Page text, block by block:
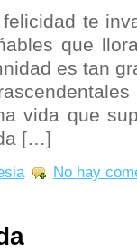
te
que
es tan
vida que
[…]
No hay